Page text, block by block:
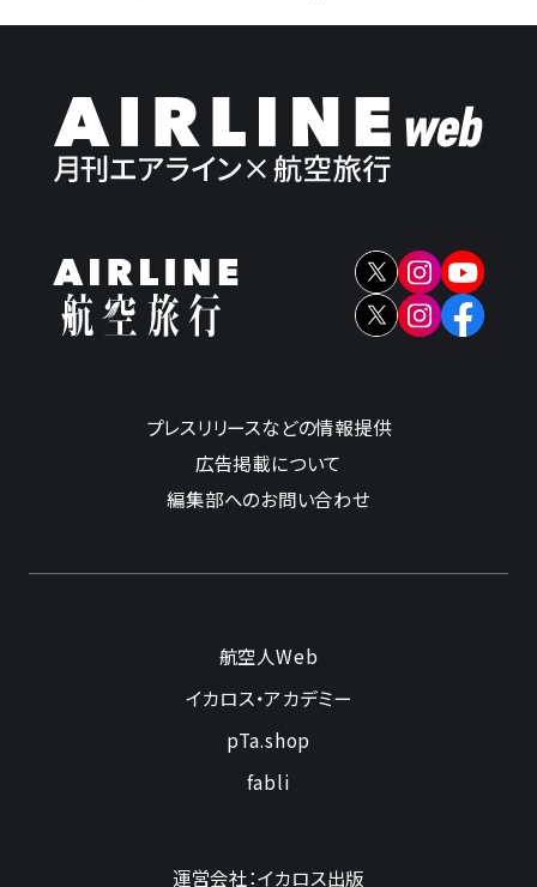
プレスリリースなどの情報提供
広告掲載について
編集部へのお問い合わせ
航空人Web
イカロス・アカデミー
pTa.shop
fabli
運営会社：イカロス出版